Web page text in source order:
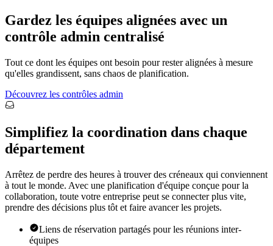
Gardez les équipes alignées avec un
contrôle admin centralisé
Tout ce dont les équipes ont besoin pour rester alignées à mesure
qu'elles grandissent, sans chaos de planification.
Découvrez les contrôles admin
Simplifiez la coordination dans chaque
département
Arrêtez de perdre des heures à trouver des créneaux qui conviennent
à tout le monde. Avec une planification d'équipe conçue pour la
collaboration, toute votre entreprise peut se connecter plus vite,
prendre des décisions plus tôt et faire avancer les projets.
Liens de réservation partagés pour les réunions inter-
équipes